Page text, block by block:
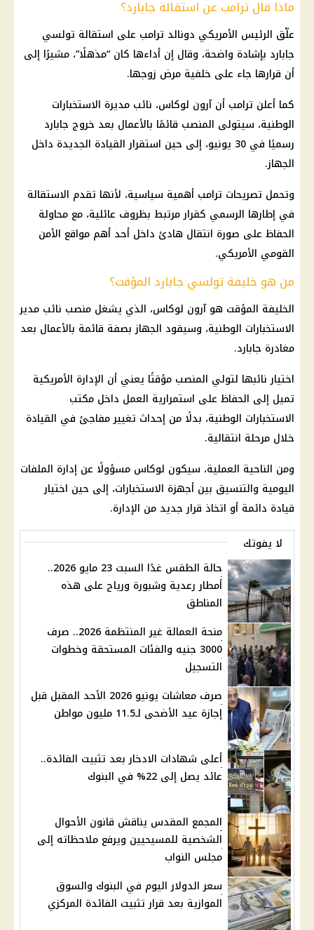
ماذا قال ترامب عن استقالة جابارد؟
علّق الرئيس الأمريكي دونالد ترامب على استقالة تولسي
جابارد بإشادة واضحة، وقال إن أداءها كان “مذهلًا”، مشيرًا إلى
أن قرارها جاء على خلفية مرض زوجها.
كما أعلن ترامب أن آرون لوكاس، نائب مديرة الاستخبارات
الوطنية، سيتولى المنصب قائمًا بالأعمال بعد خروج جابارد
رسميًا في 30 يونيو، إلى حين استقرار القيادة الجديدة داخل
الجهاز.
وتحمل تصريحات ترامب أهمية سياسية، لأنها تقدم الاستقالة
في إطارها الرسمي كقرار مرتبط بظروف عائلية، مع محاولة
الحفاظ على صورة انتقال هادئ داخل أحد أهم مواقع الأمن
القومي الأمريكي.
من هو خليفة تولسي جابارد المؤقت؟
الخليفة المؤقت هو آرون لوكاس، الذي يشغل منصب نائب مدير
الاستخبارات الوطنية، وسيقود الجهاز بصفة قائمة بالأعمال بعد
مغادرة جابارد.
اختيار نائبها لتولي المنصب مؤقتًا يعني أن الإدارة الأمريكية
تميل إلى الحفاظ على استمرارية العمل داخل مكتب
الاستخبارات الوطنية، بدلًا من إحداث تغيير مفاجئ في القيادة
خلال مرحلة انتقالية.
ومن الناحية العملية، سيكون لوكاس مسؤولًا عن إدارة الملفات
اليومية والتنسيق بين أجهزة الاستخبارات، إلى حين اختيار
قيادة دائمة أو اتخاذ قرار جديد من الإدارة.
لا يفوتك
حالة الطقس غدًا السبت 23 مايو 2026..
أمطار رعدية وشبورة ورياح على هذه
المناطق
منحة العمالة غير المنتظمة 2026.. صرف
3000 جنيه والفئات المستحقة وخطوات
التسجيل
صرف معاشات يونيو 2026 الأحد المقبل قبل
إجازة عيد الأضحى لـ11.5 مليون مواطن
أعلى شهادات الادخار بعد تثبيت الفائدة..
عائد يصل إلى 22% في البنوك
المجمع المقدس يناقش قانون الأحوال
الشخصية للمسيحيين ويرفع ملاحظاته إلى
مجلس النواب
سعر الدولار اليوم في البنوك والسوق
الموازية بعد قرار تثبيت الفائدة المركزي